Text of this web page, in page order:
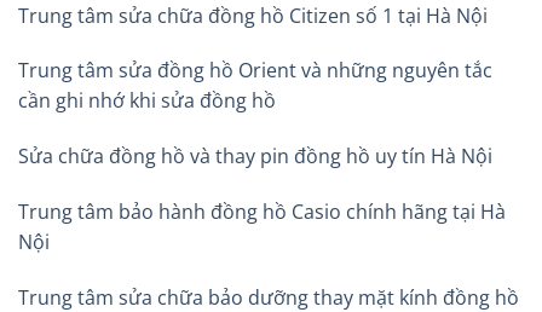
Trung tâm sửa chữa đồng hồ Citizen số 1 tại Hà Nội
Trung tâm sửa đồng hồ Orient và những nguyên tắc
cần ghi nhớ khi sửa đồng hồ
Sửa chữa đồng hồ và thay pin đồng hồ uy tín Hà Nội
Trung tâm bảo hành đồng hồ Casio chính hãng tại Hà
Nội
Trung tâm sửa chữa bảo dưỡng thay mặt kính đồng hồ